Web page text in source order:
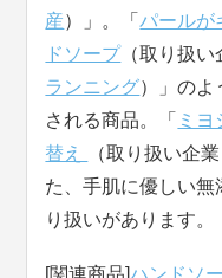
産）」。「パールが
ドソープ（取り扱い
ランニング）」のよ
される商品。「 ミ
替え
（取り扱い企
た、手肌に優しい無
り扱いがあります。
[関連商品]ハンドソ